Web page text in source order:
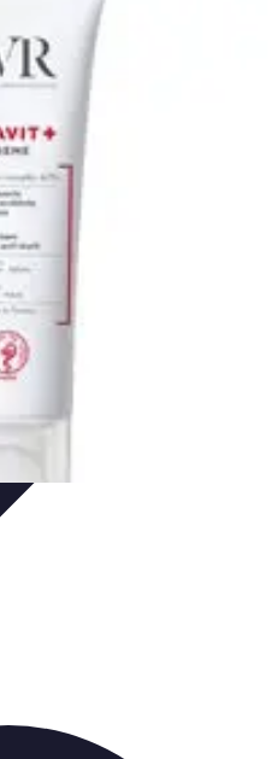
Dépannage et révisions